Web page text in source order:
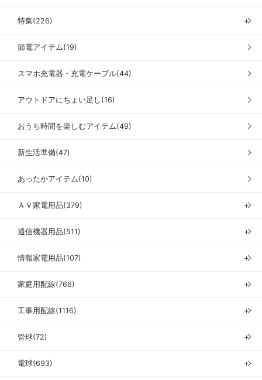
特集(226) ＋
節電アイテム(19)
スマホ充電器・充電ケーブル(44)
アウトドアにちょい足し(16)
おうち時間を楽しむアイテム(49)
新生活準備(47)
あったかアイテム(10)
ＡＶ家電用品(379) ＋
通信機器用品(511) ＋
情報家電用品(107) ＋
家庭用配線(766) ＋
工事用配線(1116) ＋
管球(72) ＋
電球(693) ＋